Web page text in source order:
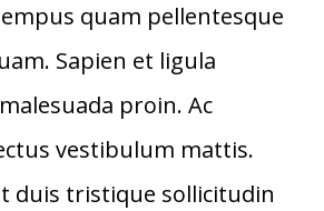
quam pellentesque
Sapien et ligula
proin. Ac
vestibulum mattis.
duis tristique sollicitudin